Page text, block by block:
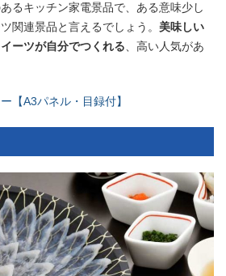
るキッチン家電景品で、ある意味少し
関連景品と言えるでしょう。 美味しい
ーツが自分でつくれる、高い人気があ
【A3パネル・目録付】